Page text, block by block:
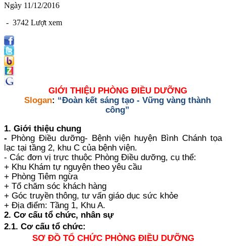
Ngày 11/12/2016
- 3742 Lượt xem
GIỚI THIỆU PHÒNG ĐIỀU DƯỠNG
Slogan: “Đoàn kết sáng tạo - Vững vàng thành
công”
1. Giới thiệu chung
- Phòng Điều dưỡng- Bệnh viện huyện Bình Chánh tọa
lạc tại tầng 2, khu C của bệnh viện.
- Các đơn vị trực thuộc Phòng Điều dưỡng, cụ thể:
+ Khu Khám tự nguyện theo yêu cầu
+ Phòng Tiêm ngừa
+ Tổ chăm sóc khách hàng
+ Góc truyền thông, tư vấn giáo dục sức khỏe
+ Địa điểm: Tầng 1, Khu A.
2. Cơ cấu tổ chức, nhân sự
2.1. Cơ cấu tổ chức:
SƠ ĐỒ TỔ CHỨC PHÒNG ĐIỀU DƯỠNG